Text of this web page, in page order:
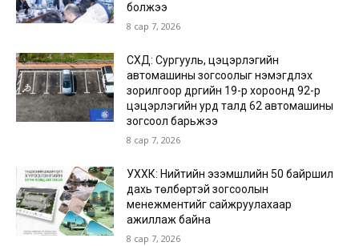
болжээ
8 сар 7, 2026
СХД: Сургууль, цэцэрлэгийн
автомашины зогсоолыг нэмэгдүүлэх
зорилгоор дүүргийн 19-р хороонд 92-р
цэцэрлэгийн урд талд 62 автомашины
зогсоол барьжээ
8 сар 7, 2026
УХХК: Нийтийн эзэмшлийн 50 байршил
дахь төлбөртэй зогсоолын
менежментийг сайжруулахаар
ажиллаж байна
8 сар 7, 2026